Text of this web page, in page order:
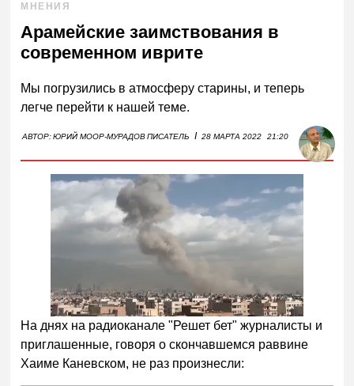
МНЕНИЯ
Арамейские заимствования в
современном иврите
Мы погрузились в атмосферу старины, и теперь
легче перейти к нашей теме.
АВТОР:ЮРИЙ МООР-МУРАДОВПИСАТЕЛЬ I 28 МАРТА 2022 21:20
На днях на радиоканале "Решет бет" журналисты и
приглашенные, говоря о скончавшемся раввине
Хаиме Каневском, не раз произнесли: